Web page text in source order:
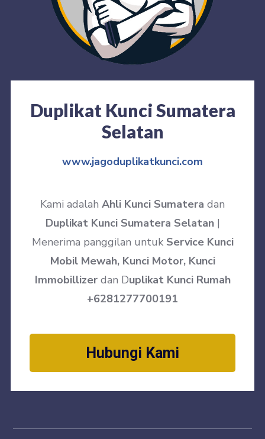
Duplikat Kunci Sumatera
Selatan
www.jagoduplikatkunci.com
Kami adalah Ahli Kunci Sumatera dan
Duplikat Kunci Sumatera Selatan|
Menerima panggilan untuk Service Kunci
Mobil Mewah, Kunci Motor, Kunci
Immobillizerdan Duplikat Kunci Rumah
+6281277700191
Hubungi Kami